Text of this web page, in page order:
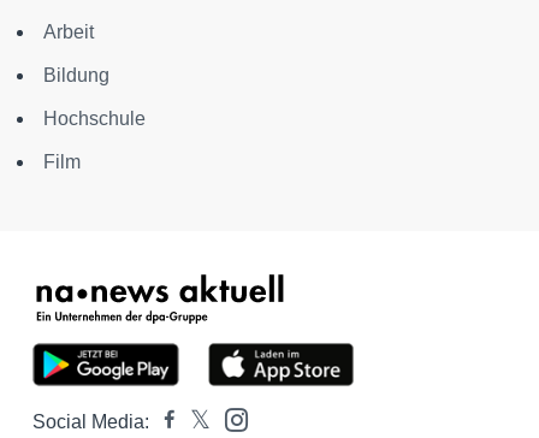
Arbeit
Bildung
Hochschule
Film
Social Media: